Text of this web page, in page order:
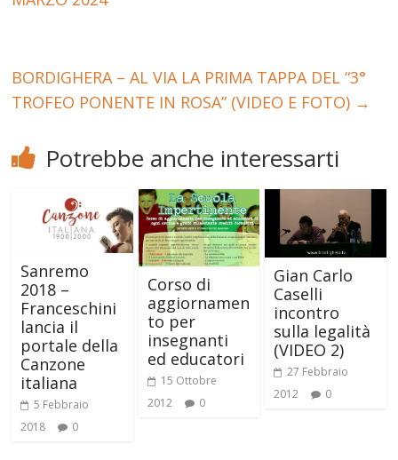
BORDIGHERA – AL VIA LA PRIMA TAPPA DEL “3°
TROFEO PONENTE IN ROSA” (VIDEO E FOTO) →
Potrebbe anche interessarti
Sanremo
2018 –
Franceschini
lancia il
portale della
Canzone
italiana
5 Febbraio
2018
0
Corso di
aggiornamen
to per
insegnanti
ed educatori
15 Ottobre
2012
0
Gian Carlo
Caselli
incontro
sulla legalità
(VIDEO 2)
27 Febbraio
2012
0